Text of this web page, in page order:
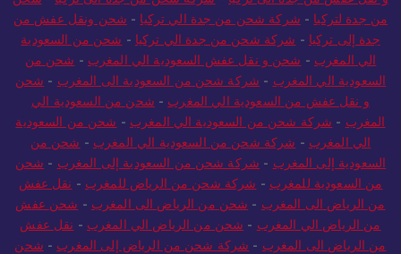
من جدة لتركيا - شركة شحن من جدة الي تركيا - شحن ونقل عفش من
جدة إلى تركيا - شركة شحن من جدة الي تركيا - شحن من السعودية
الي المغرب - شحن و نقل عفش السعودية الي المغرب - شحن من
السعودية الي المغرب - شركة شحن من السعودية الى المغرب - شحن
و نقل عفش من السعودية الي المغرب - شحن من السعودية الي
المغرب - شركة شحن من السعودية الي المغرب - شحن من السعودية
الي المغرب - شركة شحن من السعودية الي المغرب - شحن من
السعودية إلى المغرب - شركة شحن من السعودية إلى المغرب - شحن
من السعودية للمغرب - شركة شحن من الرياض للمغرب - نقل عفش
من الرياض الى المغرب - شحن من الرياض الى المغرب - شحن عفش
من الرياض الي المغرب - شحن من الرياض الي المغرب - نقل عفش
من الرياض الى المغرب - شركة شحن من الرياض إلى المغرب - شحن